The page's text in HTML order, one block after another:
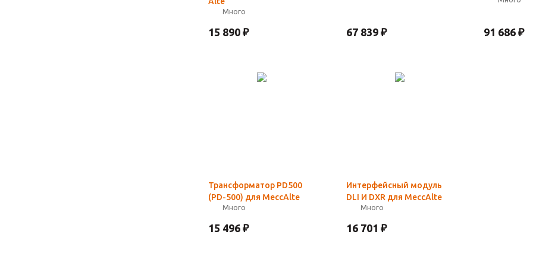
Много
15 890 ₽ 67 839₽ 91 686 ₽
Трансформатор PD500
(PD-500) для MeccAlte
Много
15 496 ₽
Интерфейсный модуль
DLI И DXR для MeccAlte
Много
16 701 ₽